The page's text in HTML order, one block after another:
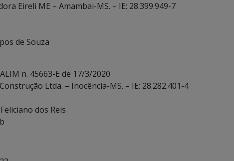
Eireli ME – Amambai-MS. – IE: 28.399.949-7
de Souza
n. 45663-E de 17/3/2020
Ltda. – Inocência-MS. – IE: 28.282.401-4
dos Reis